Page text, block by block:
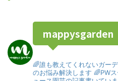
mappysgarden
🌈誰も教えてくれないガー
のお悩み解決します 🌈PW